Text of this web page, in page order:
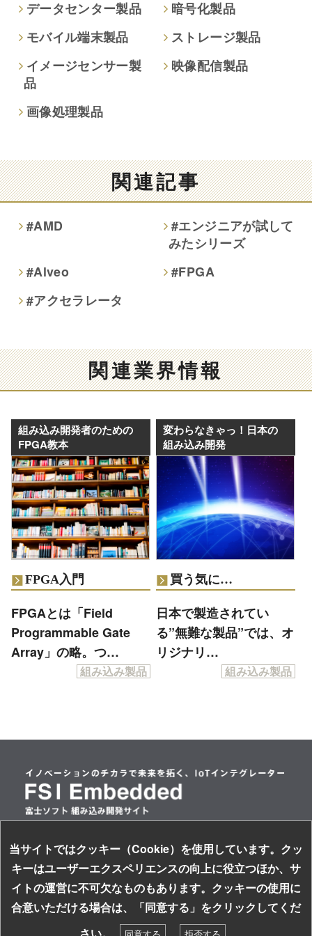
データセンター製品
暗号化製品
モバイル端末製品
ストレージ製品
イメージセンサー製
品
映像配信製品
画像処理製品
関連記事
#AMD
#エンジニアが試して
みたシリーズ
#Alveo
#FPGA
#アクセラレータ
関連業界情報
組み込み開発者のための
FPGA教本
FPGA入門
FPGAとは「Field
Programmable Gate
Array」の略。つ…
組み込み製品
変わらなきゃっ！日本の
組み込み開発
買う気に…
日本で製造されてい
る”無難な製品”では、オ
リジナリ…
組み込み製品
情報セキュリティ基本方針
個人情報保護方針
サイトのご利用について
ソーシャルメディアガイドライン
お探しの組み込み製品はキーワードで検索！
当サイトではクッキー（Cookie）を使用しています。クッ
キーはユーザーエクスペリエンスの向上に役立つほか、サ
イトの運営に不可欠なものもあります。クッキーの使用に
合意いただける場合は、「同意する」をクリックしてくだ